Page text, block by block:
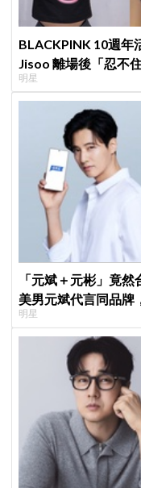
BLACKPINK 10週年
Jisoo 離場後「忍不
看了好心疼
明星
「元斌＋元彬」竟
美男元斌代言同品牌
明星